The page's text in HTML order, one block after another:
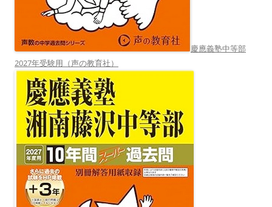
慶應義塾中等部
2027年受験用（声の教育社）